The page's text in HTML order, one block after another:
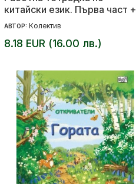
китайски език. Първа част +
CD
АВТОР: Колектив
8.18 EUR (16.00 лв.)